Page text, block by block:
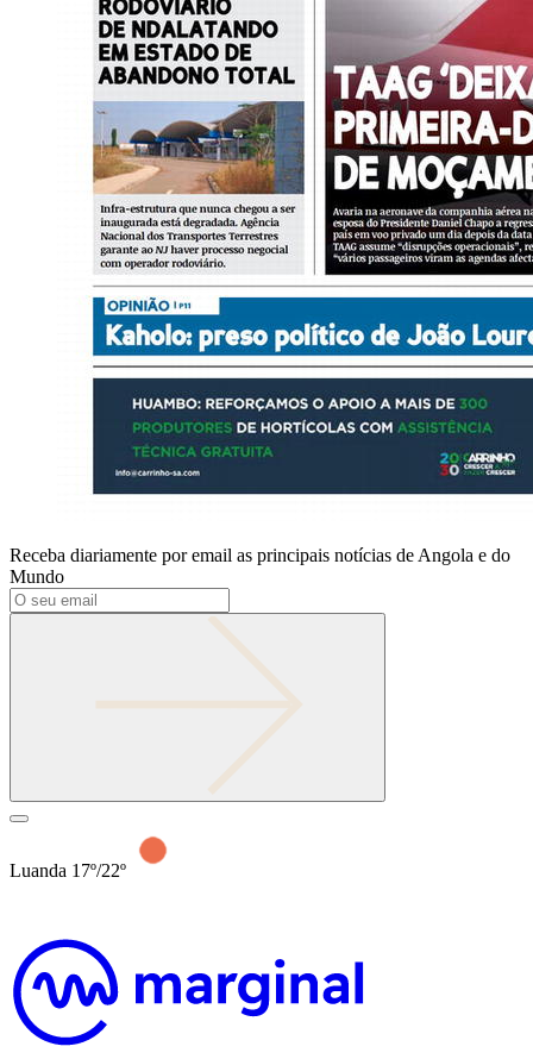
Receba diariamente por email as principais notícias de Angola e do
Mundo
Luanda 17º/22º